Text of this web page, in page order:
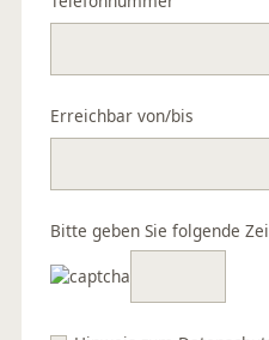
Erreichbar von/bis
Bitte geben Sie folgende